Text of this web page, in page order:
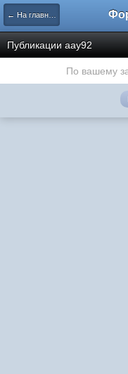
← На главную
Публикации aay92
По вашему